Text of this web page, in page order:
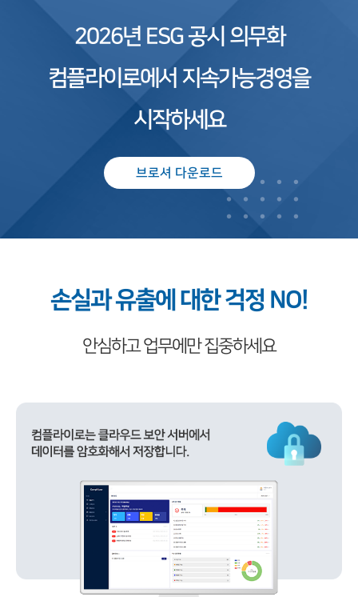
2026년 ESG 공시 의무화
컴플라이로에서 지속가능경영을
시작하세요
브로셔 다운로드
손실과 유출에 대한 걱정 NO!
안심하고 업무에만 집중하세요